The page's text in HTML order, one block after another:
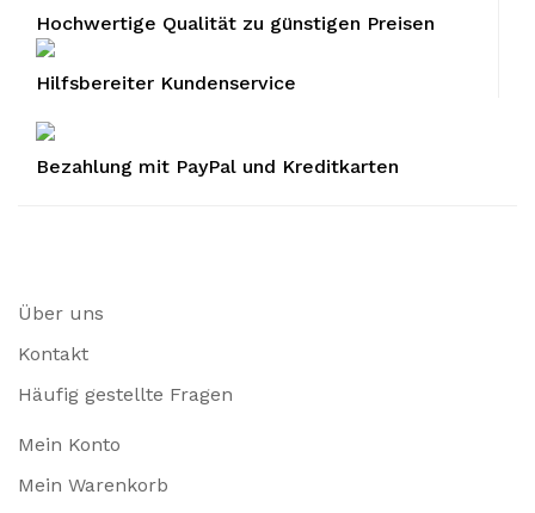
Hochwertige Qualität zu günstigen Preisen
Hilfsbereiter Kundenservice
Bezahlung mit PayPal und Kreditkarten
Über uns
Kontakt
Häufig gestellte Fragen
Mein Konto
Mein Warenkorb